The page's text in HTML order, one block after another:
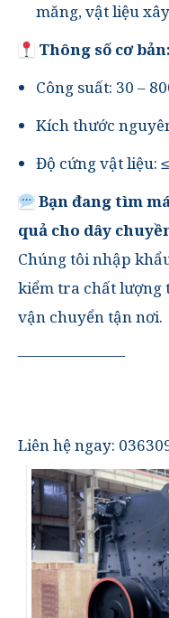
măng, vật liệu
Thông số cơ bản:
Công suất: 30 –
Kích thước
Độ cứng vật liệu:
Bạn đang tìm
quả cho dây
Chúng tôi nhập
kiểm tra chất lượng
vận chuyển tận nơi.
———————
Liên hệ ngay: